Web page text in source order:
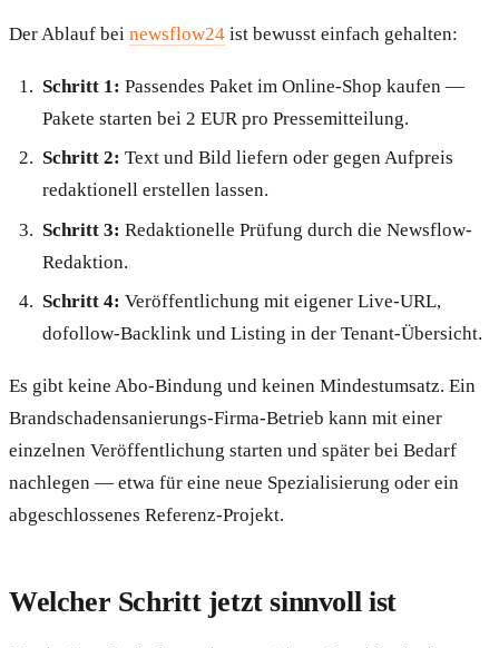
Der Ablauf bei newsflow24 ist bewusst einfach gehalten:
Schritt 1: Passendes Paket im Online-Shop kaufen —
Pakete starten bei 2 EUR pro Pressemitteilung.
Schritt 2: Text und Bild liefern oder gegen Aufpreis
redaktionell erstellen lassen.
Schritt 3: Redaktionelle Prüfung durch die Newsflow-
Redaktion.
Schritt 4: Veröffentlichung mit eigener Live-URL,
dofollow-Backlink und Listing in der Tenant-Übersicht.
Es gibt keine Abo-Bindung und keinen Mindestumsatz. Ein
Brandschadensanierungs-Firma-Betrieb kann mit einer
einzelnen Veröffentlichung starten und später bei Bedarf
nachlegen — etwa für eine neue Spezialisierung oder ein
abgeschlossenes Referenz-Projekt.
Welcher Schritt jetzt sinnvoll ist